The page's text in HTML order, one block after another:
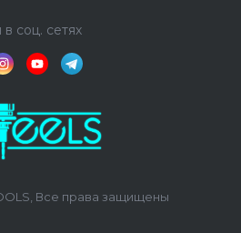
соц. сетях
Все права защищены